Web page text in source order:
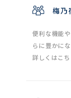
梅乃
便利な機能
らに豊かに
詳しくはこち